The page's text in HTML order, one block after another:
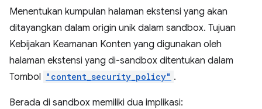
Menentukan kumpulan halaman ekstensi yang akan
ditayangkan dalam origin unik dalam sandbox. Tujuan
Kebijakan Keamanan Konten yang digunakan oleh
halaman ekstensi yang di-sandbox ditentukan dalam
Tombol "content_security_policy" .
Berada di sandbox memiliki dua implikasi: